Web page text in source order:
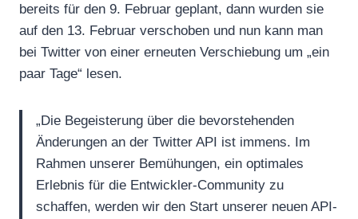
bereits für den 9. Februar geplant, dann wurden sie
auf den 13. Februar verschoben und nun kann man
bei Twitter von einer erneuten Verschiebung um „ein
paar Tage“ lesen.
„Die Begeisterung über die bevorstehenden
Änderungen an der Twitter API ist immens. Im
Rahmen unserer Bemühungen, ein optimales
Erlebnis für die Entwickler-Community zu
schaffen, werden wir den Start unserer neuen API-